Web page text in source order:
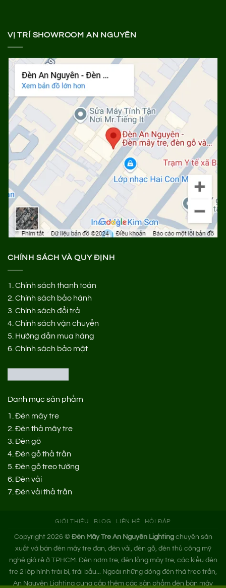
VỊ TRÍ SHOWROOM AN NGUYÊN
CHÍNH SÁCH VÀ QUY ĐỊNH
1. Chính sách thanh toán
2. Chính sách bảo hành
3. Chính sách đổi trả
4. Chính sách vận chuyển
5. Hướng dẫn mua hàng
6. Chính sách bảo mật
Danh mục sản phẩm
1. Đèn mây tre
2. Đèn thả mây tre
3. Đèn gỗ
4. Đèn gỗ thả trần
5. Đèn gỗ treo tường
6. Đèn vải
7. Đèn vải thả trần
GIỚI THIỆU BLOG LIÊN HỆ HỎI ĐÁP
Copyright 2026 © Đèn Mây Tre An Nguyên Lightingchuyên sản
xuất và bán đèn mây tre đan, đèn vải, đèn gỗ, đèn thủ công mỹ
nghệ giá rẻ ở TPHCM. Đèn nơm tre, đèn lồng mây tre, các kiểu đèn
tre 2 lớp hình trái bí, trái bầu... Ngoài những dòng đèn thả treo trần,
An Nguyên Lighting cung cấp thêm các sản phẩm đèn bàn mây